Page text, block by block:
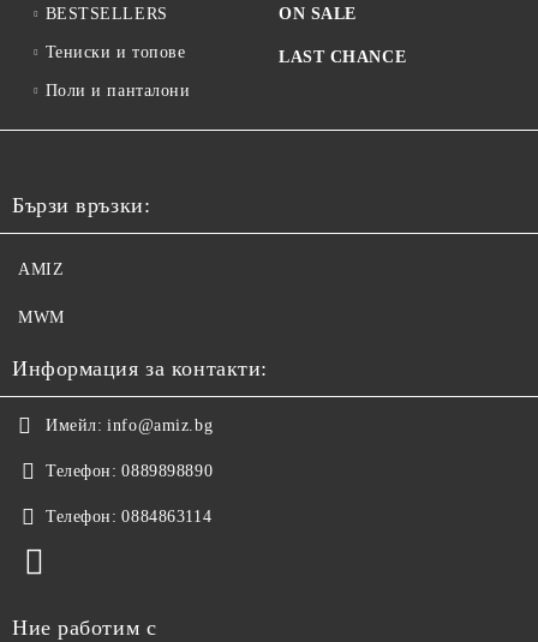
BESTSELLERS
Тениски и топове
Поли и панталони
ON SALE
LAST CHANCE
Бързи връзки:
AMIZ
MWM
Информация за контакти:
Имейл: info@amiz.bg
Телефон: 0889898890
Телефон: 0884863114
Ние работим с